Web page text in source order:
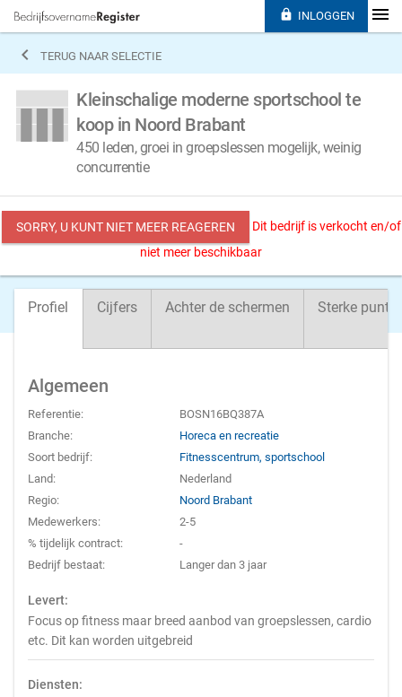
 TERUG NAAR SELECTIE
Kleinschalige moderne sportschool te
koop in Noord Brabant
450 leden, groei in groepslessen mogelijk, weinig
concurrentie
SORRY, U KUNT NIET MEER REAGEREN
Dit bedrijf is verkocht en/of
niet meer beschikbaar
Profiel Cijfers Achter de schermen Sterke
Algemeen
Referentie:
BOSN16BQ387A
Branche:
Horeca en recreatie
Soort bedrijf:
Fitnesscentrum, sportschool
Land:
Nederland
Regio:
Noord Brabant
Medewerkers:
2-5
% tijdelijk contract:
-
Bedrijf bestaat:
Langer dan 3 jaar
Levert:
Focus op fitness maar breed aanbod van groepslessen, cardio
etc. Dit kan worden uitgebreid
Diensten:
 INLOGGEN